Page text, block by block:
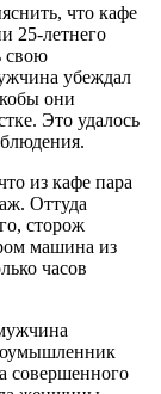
что кафе
25-летнего
свою
убеждал
они
Это удалось
из кафе пара
Оттуда
сторож
машина из
часов
совершенного